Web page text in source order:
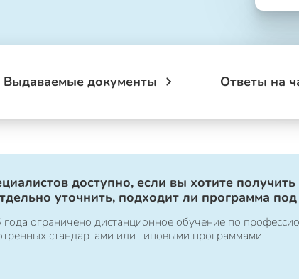
Выдаваемые документы Ответы на
доступно, если вы хотите
уточнить, подходит ли программа
ограничено дистанционное обучение по
стандартами или типовыми программами.